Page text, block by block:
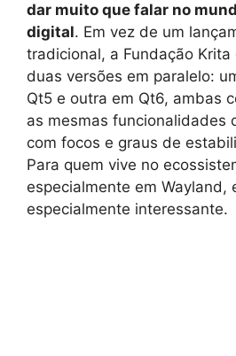
dar muito que falar no
digital. Em vez de um
tradicional, a Fundação
duas versões em paralelo:
Qt5 e outra em Qt6, ambas
as mesmas funcionalidades
com focos e graus de
Para quem vive no
especialmente em Wayland,
especialmente interessante.